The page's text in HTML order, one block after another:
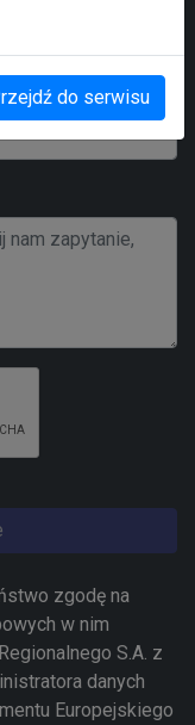
zgodę na
w nim
S.A. z
danych
Europejskiego
do serwisu